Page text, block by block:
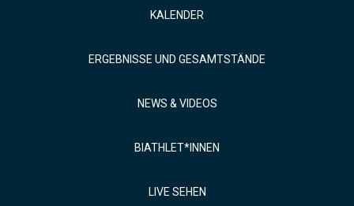
KALENDER
ERGEBNISSE UND GESAMTSTÄNDE
NEWS & VIDEOS
BIATHLET*INNEN
LIVE SEHEN